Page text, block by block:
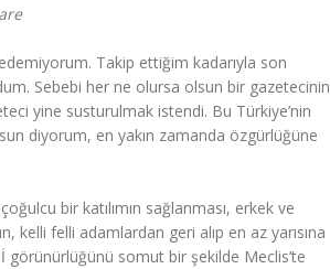
Takip ettiğim kadarıyla son
Sebebi her ne olursa olsun bir gazetecinin
yine susturulmak istendi. Bu Türkiye’nin
diyorum, en yakın zamanda özgürlüğüne
bir katılımın sağlanması, erkek ve
kelli felli adamlardan geri alıp en az yarısına
görünürlüğünü somut bir şekilde Meclis’te